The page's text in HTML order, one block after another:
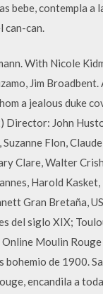
bebe, contempla a
can-can.
With Nicole
Jim
a jealous duke
Director: John
Suzanne Flon,
Clare, Walter
Harold
Gran Bretaña,
del siglo XIX;
Moulin
bohemio de 1900.
encandila a